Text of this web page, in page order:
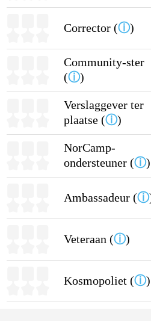
Corrector (ⓘ)
Community-ster
(ⓘ)
Verslaggever ter
plaatse (ⓘ)
NorCamp-
ondersteuner (ⓘ)
Ambassadeur (ⓘ
Veteraan (ⓘ)
Kosmopoliet (ⓘ)